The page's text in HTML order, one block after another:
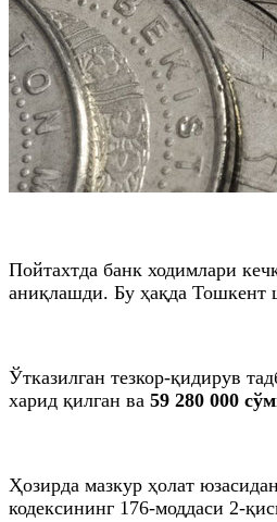
Пойтахтда банк ходимлари
аниқлашди. Бу ҳақда Тошкент
Ўтказилган тезкор-қидирув
харид қилган ва 59 280 000 сўм
Ҳозирда мазкур ҳолат
кодексининг 176-моддаси 2-